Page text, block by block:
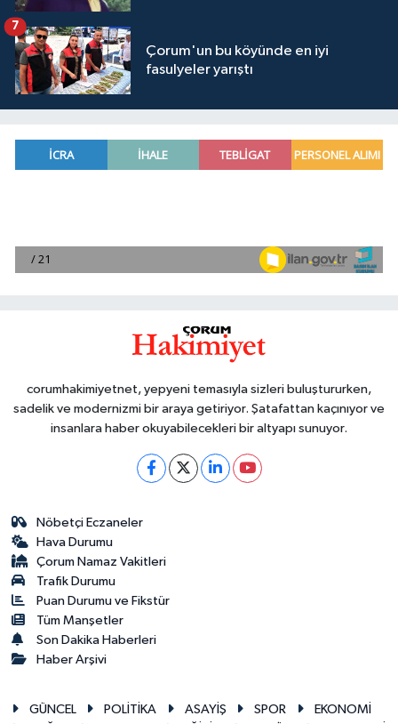
Çorum'un bu köyünde en iyi
fasulyeler yarıştı
7
corumhakimiyetnet, yepyeni temasıyla sizleri buluştururken,
sadelik ve modernizmi bir araya getiriyor. Şatafattan kaçınıyor ve
insanlara haber okuyabilecekleri bir altyapı sunuyor.
Nöbetçi Eczaneler
Hava Durumu
Çorum Namaz Vakitleri
Trafik Durumu
Puan Durumu ve Fikstür
Tüm Manşetler
Son Dakika Haberleri
Haber Arşivi
GÜNCEL POLİTİKA ASAYİŞ SPOR
EKONOMİ